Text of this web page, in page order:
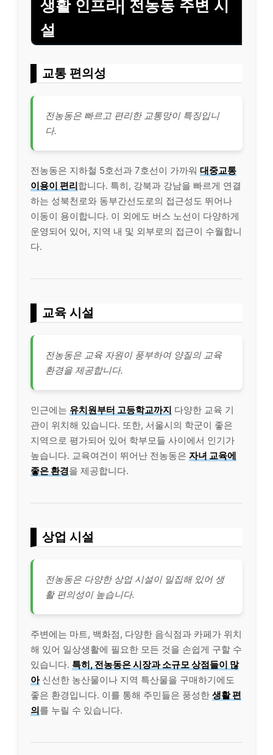
생활 인프라| 전농동 주변 시
설
교통 편의성
전농동은 빠르고 편리한 교통망이 특징입니
다.
전농동은 지하철 5호선과 7호선이 가까워 대중교통
이용이 편리합니다. 특히, 강북과 강남을 빠르게 연결
하는 성북천로와 동부간선도로의 접근성도 뛰어나
이동이 용이합니다. 이 외에도 버스 노선이 다양하게
운영되어 있어, 지역 내 및 외부로의 접근이 수월합니
다.
교육 시설
전농동은 교육 자원이 풍부하여 양질의 교육
환경을 제공합니다.
인근에는 유치원부터 고등학교까지 다양한 교육 기
관이 위치해 있습니다. 또한, 서울시의 학군이 좋은
지역으로 평가되어 있어 학부모들 사이에서 인기가
높습니다. 교육여건이 뛰어난 전농동은 자녀 교육에
좋은 환경을 제공합니다.
상업 시설
전농동은 다양한 상업 시설이 밀집해 있어 생
활 편의성이 높습니다.
주변에는 마트, 백화점, 다양한 음식점과 카페가 위치
해 있어 일상생활에 필요한 모든 것을 손쉽게 구할 수
있습니다. 특히, 전농동은 시장과 소규모 상점들이 많
아신선한 농산물이나 지역 특산물을 구매하기에도
좋은 환경입니다. 이를 통해 주민들은 풍성한 생활 편
의를 누릴 수 있습니다.